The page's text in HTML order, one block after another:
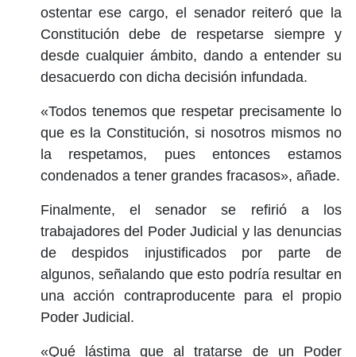
ostentar ese cargo, el senador reiteró que la
Constitución debe de respetarse siempre y
desde cualquier ámbito, dando a entender su
desacuerdo con dicha decisión infundada.
«Todos tenemos que respetar precisamente lo
que es la Constitución, si nosotros mismos no
la respetamos, pues entonces estamos
condenados a tener grandes fracasos», añade.
Finalmente, el senador se refirió a los
trabajadores del Poder Judicial y las denuncias
de despidos injustificados por parte de
algunos, señalando que esto podría resultar en
una acción contraproducente para el propio
Poder Judicial.
«Qué lástima que al tratarse de un Poder